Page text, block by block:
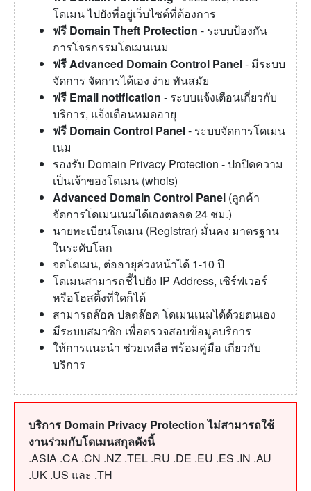
โดเมน ไปยังที่อยู่เว็บไซต์ที่ต้องการ
ฟรี Domain Theft Protection - ระบบป้องกัน
การโจรกรรมโดเมนเนม
ฟรี Advanced Domain Control Panel- มีระบบ
จัดการ จัดการได้เอง ง่าย ทันสมัย
ฟรี Email notification - ระบบแจ้งเตือนเกี่ยวกับ
บริการ, แจ้งเตือนหมดอายุ
ฟรี Domain Control Panel- ระบบจัดการโดเมน
เนม
รองรับ Domain Privacy Protection - ปกปิดความ
เป็นเจ้าของโดเมน (whois)
Advanced Domain Control Panel (ลูกค้า
จัดการโดเมนเนมได้เองตลอด 24 ชม.)
นายทะเบียนโดเมน (Registrar) มั่นคง มาตรฐาน
ในระดับโลก
จดโดเมน, ต่ออายุล่วงหน้าได้ 1-10 ปี
โดเมนสามารถชี้ไปยัง IP Address, เซิร์ฟเวอร์
หรือโฮสติ้งที่ใดก็ได้
สามารถล๊อค ปลดล๊อค โดเมนเนมได้ด้วยตนเอง
มีระบบสมาชิก เพื่อตรวจสอบข้อมูลบริการ
ให้การแนะนำ ช่วยเหลือ พร้อมคู่มือ เกี่ยวกับ
บริการ
บริการ Domain Privacy Protection ไม่สามารถใช้
งานร่วมกับโดเมนสกุลดังนี้
.ASIA .CA .CN .NZ .TEL .RU .DE .EU .ES .IN .AU
.UK .US และ .TH